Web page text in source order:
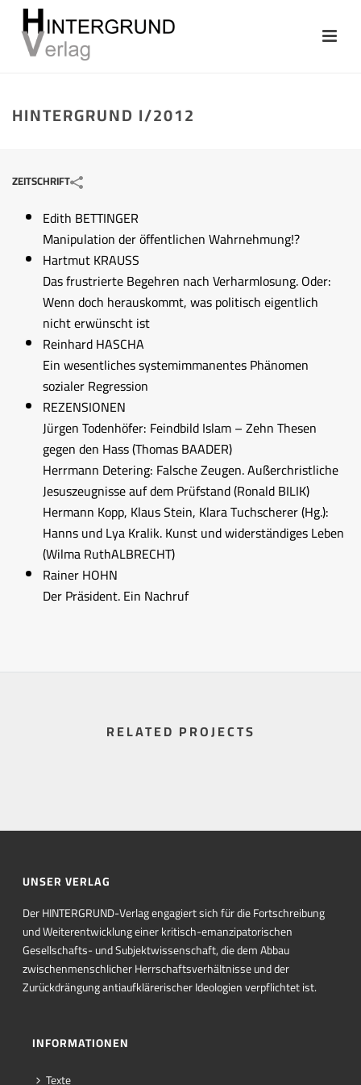
HINTERGRUND I/2012
ZEITSCHRIFT
Edith BETTINGER
Manipulation der öffentlichen Wahrnehmung!?
Hartmut KRAUSS
Das frustrierte Begehren nach Verharmlosung. Oder:
Wenn doch herauskommt, was politisch eigentlich
nicht erwünscht ist
Reinhard HASCHA
Ein wesentliches systemimmanentes Phänomen
sozialer Regression
REZENSIONEN
Jürgen Todenhöfer: Feindbild Islam – Zehn Thesen
gegen den Hass (Thomas BAADER)
Herrmann Detering: Falsche Zeugen. Außerchristliche
Jesuszeugnisse auf dem Prüfstand (Ronald BILIK)
Hermann Kopp, Klaus Stein, Klara Tuchscherer (Hg.):
Hanns und Lya Kralik. Kunst und widerständiges Leben
(Wilma RuthALBRECHT)
Rainer HOHN
Der Präsident. Ein Nachruf
RELATED PROJECTS
UNSER VERLAG
Der HINTERGRUND-Verlag engagiert sich für die Fortschreibung
und Weiterentwicklung einer kritisch-emanzipatorischen
Gesellschafts- und Subjektwissenschaft, die dem Abbau
zwischenmenschlicher Herrschaftsverhältnisse und der
Zurückdrängung antiaufklärerischer Ideologien verpflichtet ist.
INFORMATIONEN
Texte